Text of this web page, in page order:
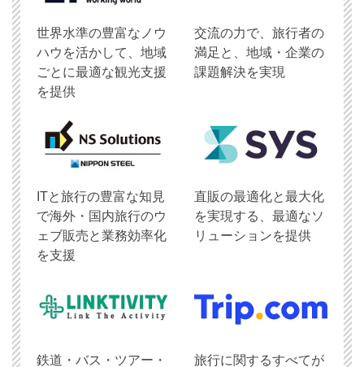
世界水準の豊富なノウ
ハウを活かして、地域
ごとに最適な観光支援
を提供
交流の力で、旅行者の
満足と、地域・企業の
課題解決を実現
ITと旅行の豊富な知見
で海外・国内旅行のウ
ェブ販売と業務効率化
を支援
直販の最適化と最大化
を実現する、最適なソ
リューションを提供
鉄道・バス・ツアー・
旅行に関するすべてが